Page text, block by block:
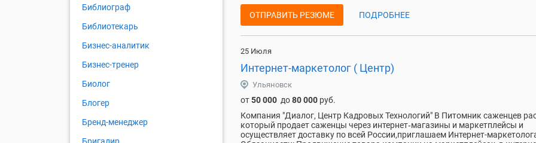
ОТПРАВИТЬ РЕЗЮМЕ ПОДРОБНЕЕ
25 Июля
Интернет-маркетолог ( Центр)
Ульяновск
от50 000 до80 000 руб.
Компания "Диалог, Центр Кадровых Технологий" В Питомник саженцев
который продает саженцы через интернет‑магазины и маркетплейсы и
осуществляет доставку по всей России,​​приглашаем Интернет-
Библиограф
Библиотекарь
Бизнес-аналитик
Бизнес-тренер
Биолог
Блогер
Бренд-менеджер